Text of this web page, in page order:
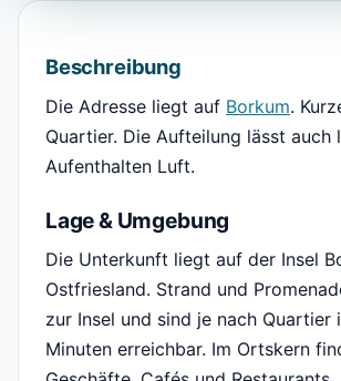
Beschreibung
Die Adresse liegt auf Borkum.
Quartier. Die Aufteilung lässt auch
Aufenthalten Luft.
Lage & Umgebung
Die Unterkunft liegt auf der Insel
Ostfriesland. Strand und
zur Insel und sind je nach Quartier
Minuten erreichbar. Im Ortskern